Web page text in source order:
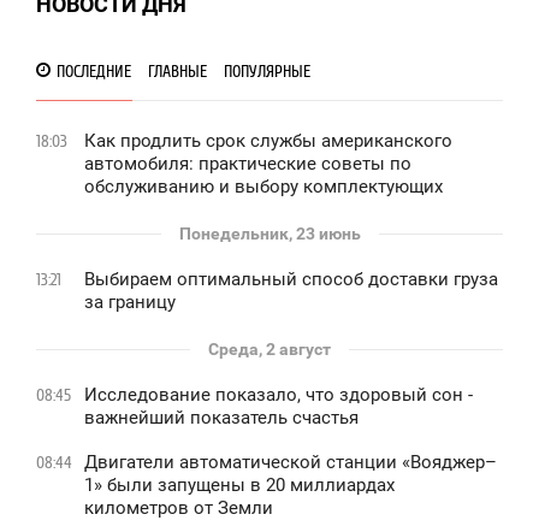
ПОСЛЕДНИЕ ГЛАВНЫЕ ПОПУЛЯРНЫЕ
18:03
Как продлить срок службы американского
автомобиля: практические советы по
обслуживанию и выбору комплектующих
Понедельник, 23 июнь
13:21
Выбираем оптимальный способ доставки груза
за границу
Среда, 2 август
08:45
Исследование показало, что здоровый сон -
важнейший показатель счастья
08:44
Двигатели автоматической станции «Вояджер–
1» были запущены в 20 миллиардах
километров от Земли